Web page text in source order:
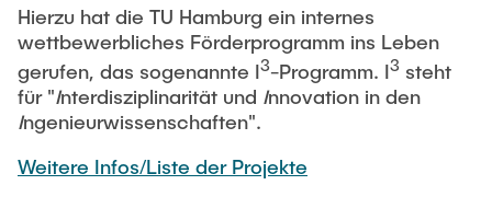
Hierzu hat die TU Hamburg ein internes
wettbewerbliches Förderprogramm ins Leben
gerufen, das sogenannte I3-Programm. I3 steht
für "Interdisziplinarität und Innovation in den
Ingenieurwissenschaften".
Weitere Infos/Liste der Projekte